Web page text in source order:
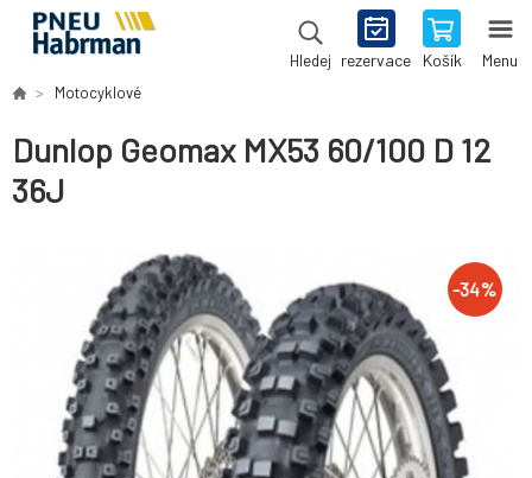
Hledej rezervace Košík Menu
Motocyklové
Dunlop Geomax MX53 60/100 D 12
36J
-34%